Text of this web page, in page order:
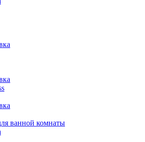
ванной комнаты